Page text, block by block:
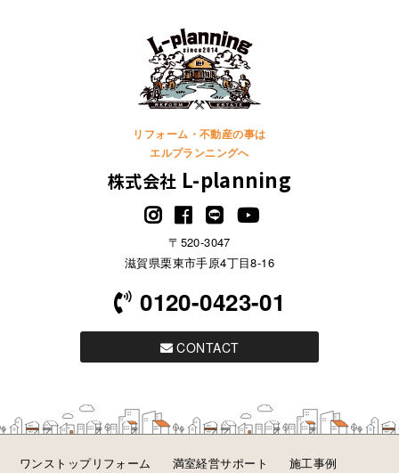
リフォーム・不動産の事は
エルプランニングへ
株式会社 L-planning
〒520-3047
滋賀県栗東市手原4丁目8-16
0120-0423-01
CONTACT
ワンストップリフォーム 満室経営サポート
施工事例